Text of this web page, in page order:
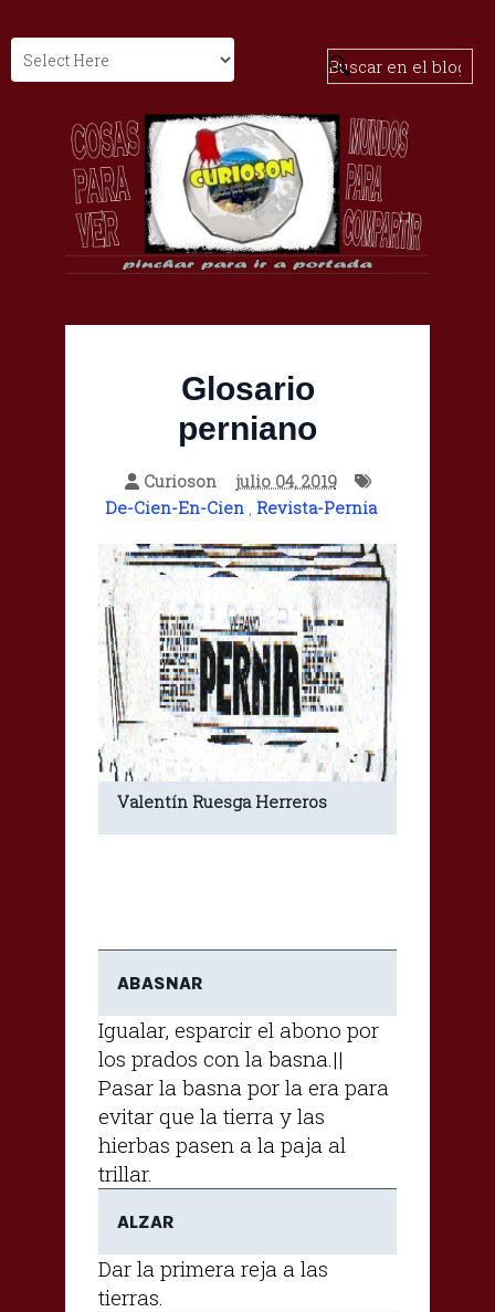
Glosario
perniano
Curioson
julio 04, 2019
De-Cien-En-Cien , Revista-Pernia
Valentín Ruesga Herreros
ABASNAR
Igualar, esparcir el abono por
los prados con la basna.||
Pasar la basna por la era para
evitar que la tierra y las
hierbas pasen a la paja al
trillar.
ALZAR
Dar la primera reja a las
tierras.